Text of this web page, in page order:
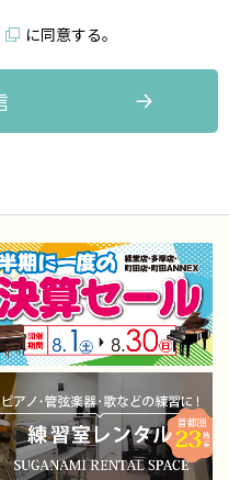
に同意する。